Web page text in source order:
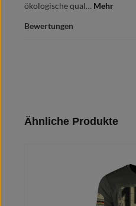
ökologische qual… Mehr
Bewertungen
Produktgalerie überspringen
Ähnliche Produkte